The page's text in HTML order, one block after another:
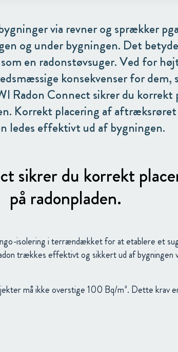
via revner og sprækker
og under bygningen. Det
en radonstøvsuger. Ved for
konsekvenser for dem,
Radon Connect sikrer du korrekt
Korrekt placering af
ledes effektivt ud af bygningen.
sikrer du korrekt
på radonpladen.
isolering i terrændækket for at etablere et
trækkes effektivt og sikkert ud af
må ikke overstige 100 Bq/m³. Dette krav